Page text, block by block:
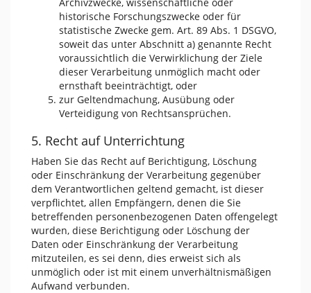
historische Forschungszwecke oder für
statistische Zwecke gem. Art. 89 Abs. 1 DSGVO,
soweit das unter Abschnitt a) genannte Recht
voraussichtlich die Verwirklichung der Ziele
dieser Verarbeitung unmöglich macht oder
ernsthaft beeinträchtigt, oder
zur Geltendmachung, Ausübung oder
Verteidigung von Rechtsansprüchen.
5. Recht auf Unterrichtung
Haben Sie das Recht auf Berichtigung, Löschung
oder Einschränkung der Verarbeitung gegenüber
dem Verantwortlichen geltend gemacht, ist dieser
verpflichtet, allen Empfängern, denen die Sie
betreffenden personenbezogenen Daten offengelegt
wurden, diese Berichtigung oder Löschung der
Daten oder Einschränkung der Verarbeitung
mitzuteilen, es sei denn, dies erweist sich als
unmöglich oder ist mit einem unverhältnismäßigen
Aufwand verbunden.